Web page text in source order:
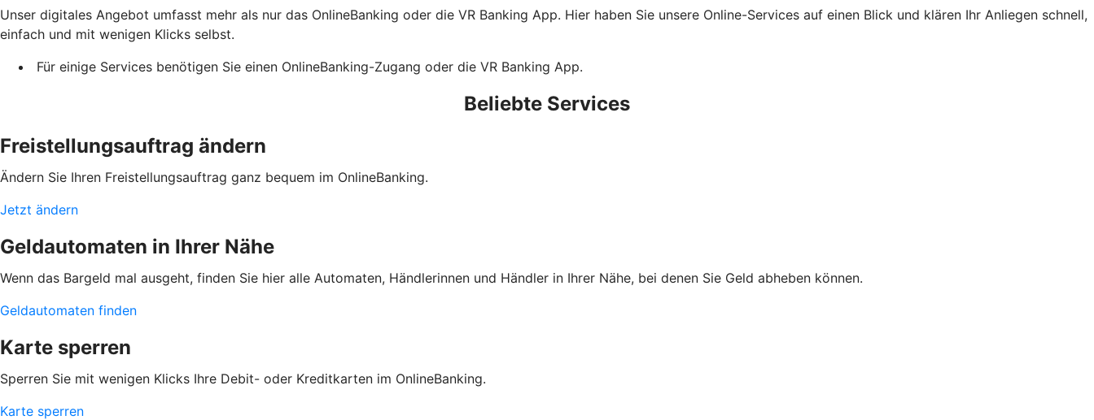
Unser digitales Angebot umfasst mehr als nur das OnlineBanking oder die VR Banking App. Hier haben Sie unsere Online-Services auf einen Blick und klären Ihr Anliegen schnell,
einfach und mit wenigen Klicks selbst.
Für einige Services benötigen Sie einen OnlineBanking-Zugang oder die VR Banking App.
Beliebte Services
Freistellungsauftrag ändern
Ändern Sie Ihren Freistellungsauftrag ganz bequem im OnlineBanking.
Jetzt ändern
Geldautomaten in Ihrer Nähe
Wenn das Bargeld mal ausgeht, finden Sie hier alle Automaten, Händlerinnen und Händler in Ihrer Nähe, bei denen Sie Geld abheben können.
Geldautomaten finden
Karte sperren
Sperren Sie mit wenigen Klicks Ihre Debit- oder Kreditkarten im OnlineBanking.
Karte sperren